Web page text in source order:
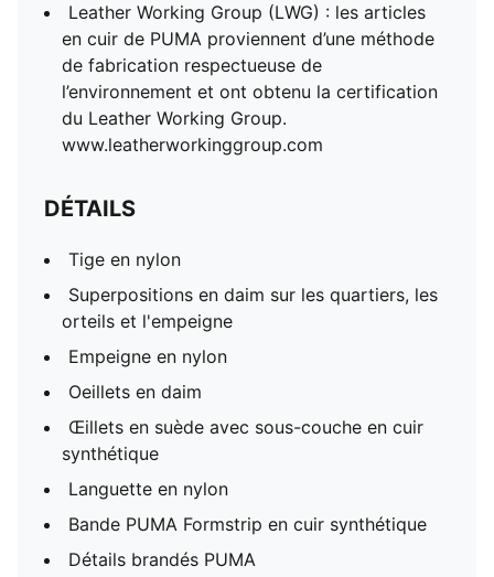
Leather Working Group (LWG) : les articles
en cuir de PUMA proviennent d’une méthode
de fabrication respectueuse de
l’environnement et ont obtenu la certification
du Leather Working Group.
www.leatherworkinggroup.com
DÉTAILS
Tige en nylon
Superpositions en daim sur les quartiers, les
orteils et l'empeigne
Empeigne en nylon
Oeillets en daim
Œillets en suède avec sous-couche en cuir
synthétique
Languette en nylon
Bande PUMA Formstrip en cuir synthétique
Détails brandés PUMA